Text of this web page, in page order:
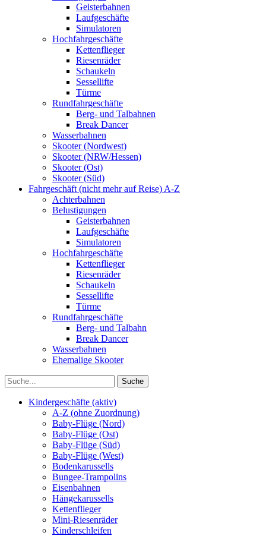
Geisterbahnen
Laufgeschäfte
Simulatoren
Hochfahrgeschäfte
Kettenflieger
Riesenräder
Schaukeln
Sessellifte
Türme
Rundfahrgeschäfte
Berg- und Talbahnen
Break Dancer
Wasserbahnen
Skooter (Nordwest)
Skooter (NRW/Hessen)
Skooter (Ost)
Skooter (Süd)
Fahrgeschäft (nicht mehr auf Reise) A-Z
Achterbahnen
Belustigungen
Geisterbahnen
Laufgeschäfte
Simulatoren
Hochfahrgeschäfte
Kettenflieger
Riesenräder
Schaukeln
Sessellifte
Türme
Rundfahrgeschäfte
Berg- und Talbahn
Break Dancer
Wasserbahnen
Ehemalige Skooter
Kindergeschäfte (aktiv)
A-Z (ohne Zuordnung)
Baby-Flüge (Nord)
Baby-Flüge (Ost)
Baby-Flüge (Süd)
Baby-Flüge (West)
Bodenkarussells
Bungee-Trampolins
Eisenbahnen
Hängekarussells
Kettenflieger
Mini-Riesenräder
Kinderschleifen